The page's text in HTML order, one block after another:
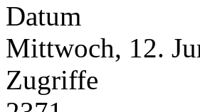
Datum
Mittwoch, 12.
Zugriffe